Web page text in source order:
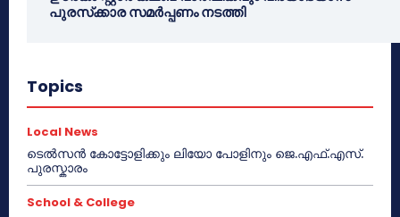
പുരസ്‌ക്കാര സമർപ്പണം നടത്തി
Topics
Local News
ടെൽസൻ കോട്ടോളിക്കും ലിയോ പോളിനും ജെ.എഫ്.എസ്.
പുരസ്കാരം
School & College